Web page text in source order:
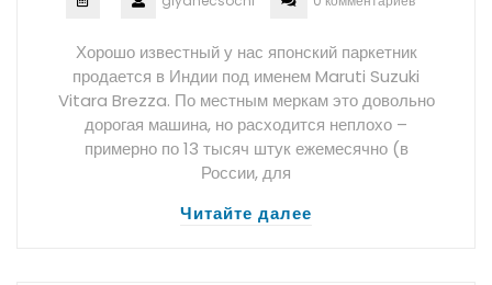
Хорошо известный у нас японский паркетник
продается в Индии под именем Maruti Suzuki
Vitara Brezza. По местным меркам это довольно
дорогая машина, но расходится неплохо –
примерно по 13 тысяч штук ежемесячно (в
России, для
Читайте далее